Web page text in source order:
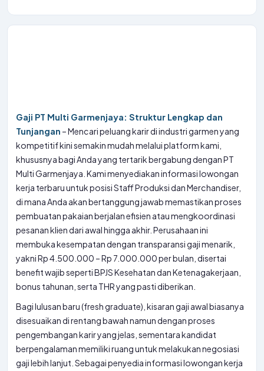
Gaji PT Multi Garmenjaya: Struktur Lengkap dan
Tunjangan – Mencari peluang karir di industri garmen yang
kompetitif kini semakin mudah melalui platform kami,
khususnya bagi Anda yang tertarik bergabung dengan PT
Multi Garmenjaya. Kami menyediakan informasi lowongan
kerja terbaru untuk posisi Staff Produksi dan Merchandiser,
di mana Anda akan bertanggung jawab memastikan proses
pembuatan pakaian berjalan efisien atau mengkoordinasi
pesanan klien dari awal hingga akhir. Perusahaan ini
membuka kesempatan dengan transparansi gaji menarik,
yakni Rp 4.500.000 – Rp 7.000.000 per bulan, disertai
benefit wajib seperti BPJS Kesehatan dan Ketenagakerjaan,
bonus tahunan, serta THR yang pasti diberikan.
Bagi lulusan baru (fresh graduate), kisaran gaji awal biasanya
disesuaikan di rentang bawah namun dengan proses
pengembangan karir yang jelas, sementara kandidat
berpengalaman memiliki ruang untuk melakukan negosiasi
gaji lebih lanjut. Sebagai penyedia informasi lowongan kerja